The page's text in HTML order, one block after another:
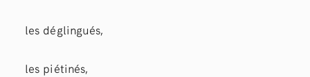
les déglingués,
les piétinés,